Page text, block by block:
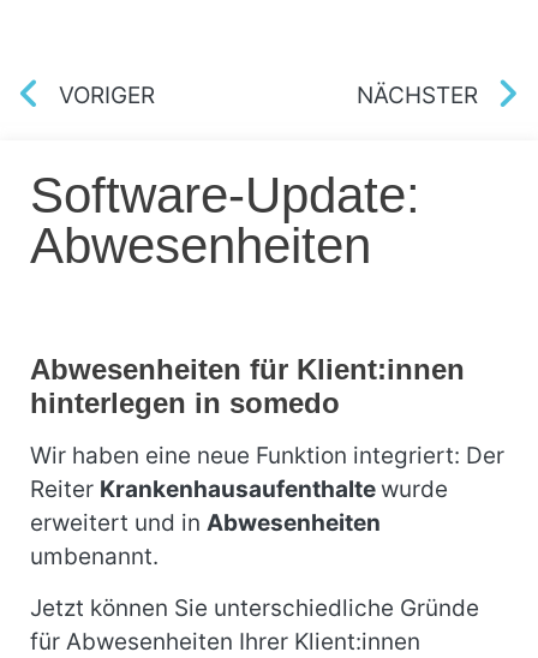
VORIGER NÄCHSTER
Software-Update:
Abwesenheiten
Abwesenheiten für Klient:innen
hinterlegen in somedo
Wir haben eine neue Funktion integriert: Der
Reiter Krankenhausaufenthalte wurde
erweitert und in Abwesenheiten
umbenannt.
Jetzt können Sie unterschiedliche Gründe
für Abwesenheiten Ihrer Klient:innen